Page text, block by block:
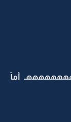
أمآ